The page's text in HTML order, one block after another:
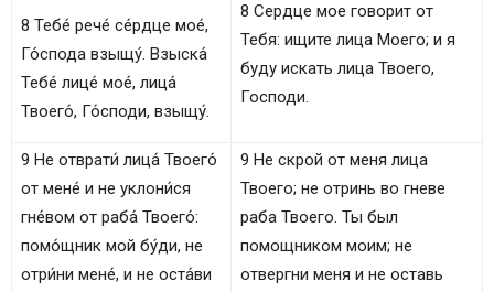
8 Тебе́ рече́ се́рдце мое́,
Го́спода взыщу́. Взыска́
Тебе́ лице́ мое́, лица́
Твоего́, Го́споди, взыщу́.
8 Сердце мое говорит от
Тебя: ищите лица Моего; и я
буду искать лица Твоего,
Господи.
9 Не отврати́ лица́ Твоего́
от мене́ и не уклони́ся
гне́вом от раба́ Твоего́:
помо́щник мой бу́ди, не
отри́ни мене́, и не оста́ви
9 Не скрой от меня лица
Твоего; не отринь во гневе
раба Твоего. Ты был
помощником моим; не
отвергни меня и не оставь